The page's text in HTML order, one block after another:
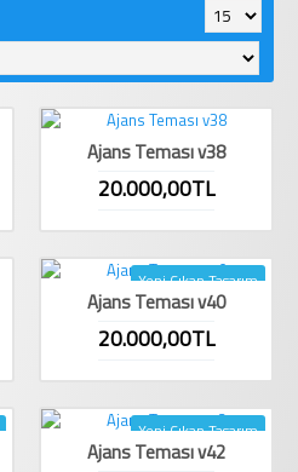
Ajans Teması v38
20.000,00TL
Yeni Çıkan Tasarım
Ajans Teması v40
20.000,00TL
Yeni Çıkan Tasarım
Ajans Teması v42